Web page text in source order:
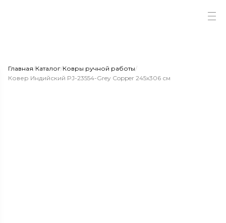
Главная/Каталог/Ковры ручной работы/
Ковер Индийский PJ-23554-Grey Copper 245x306 см